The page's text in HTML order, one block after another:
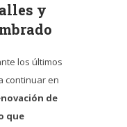
y
los últimos
continuar en
de
que